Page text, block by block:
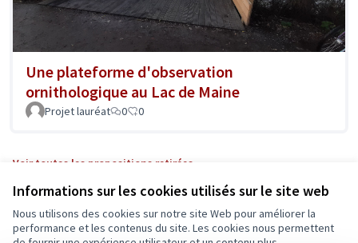
Informations sur les cookies utilisés sur le site web
Nous utilisons des cookies sur notre site Web pour améliorer la
performance et les contenus du site. Les cookies nous permettent
Une plateforme d'observation
ornithologique au Lac de Maine
Projet lauréat 0 0
Voir toutes les propositions retirées
Conditions d'utilisation
Paramètres des cookies